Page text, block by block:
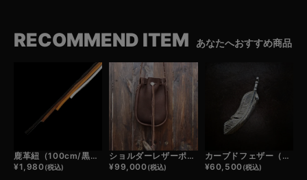
RECOMMEND ITEM あなたへおすすめ商品
鹿革紐（100cm/黒・濃茶・薄茶・白）
¥1,980(税込)
ショルダーレザーポーチ（茶）
¥99,000(税込)
カーブドフェザー（シルバー）
¥60,500(税込)